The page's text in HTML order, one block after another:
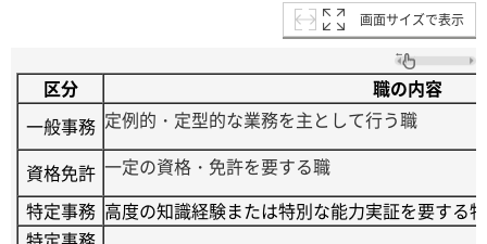
画面サイズで表示
区分
職の内容
一般事務 定例的・定型的な業務を主として行う職
資格免許 一定の資格・免許を要する職
特定事務 高度の知識経験または特別な能力実証を要する